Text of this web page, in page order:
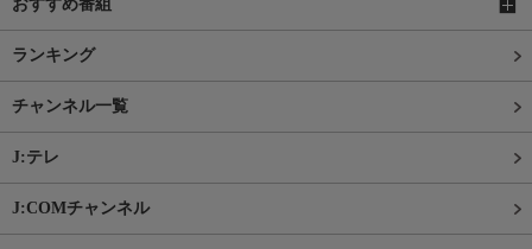
おすすめ番組
ランキング
チャンネル一覧
J:テレ
J:COMチャンネル